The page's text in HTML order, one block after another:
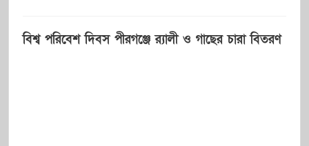
বিশ্ব পরিবেশ দিবস পীরগঞ্জে র‌্যালী ও গাছের চারা বিতরণ